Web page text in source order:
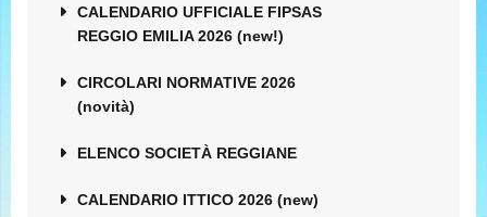
CALENDARIO UFFICIALE FIPSAS
REGGIO EMILIA 2026 (new!)
CIRCOLARI NORMATIVE 2026
(novità)
ELENCO SOCIETÀ REGGIANE
CALENDARIO ITTICO 2026 (new)